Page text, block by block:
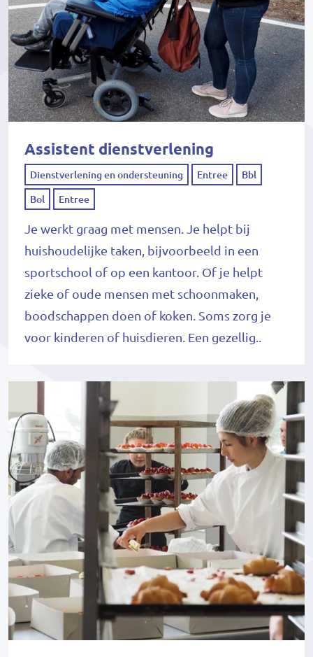
Assistent dienstverlening
Dienstverlening en ondersteuning Entree Bbl
Bol Entree
Je werkt graag met mensen. Je helpt bij
huishoudelijke taken, bijvoorbeeld in een
sportschool of op een kantoor. Of je helpt
zieke of oude mensen met schoonmaken,
boodschappen doen of koken. Soms zorg je
voor kinderen of huisdieren. Een gezellig..